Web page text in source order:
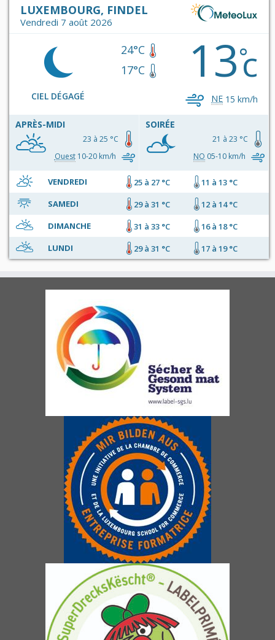
LUXEMBOURG, FINDEL
Vendredi 7 août 2026
CIEL DÉGAGÉ
24°C
17°C
13°c
NE 15 km/h
APRÈS-MIDI
23 à 25 °C
Ouest10-20 km/h
SOIRÉE
21 à 23 °C
NO 05-10 km/h
VENDREDI 25 à 27 °C
11 à 13 °C
SAMEDI
29 à 31 °C
12 à 14 °C
DIMANCHE
31 à 33 °C
16 à 18 °C
LUNDI
29 à 31 °C 17 à 19 °C